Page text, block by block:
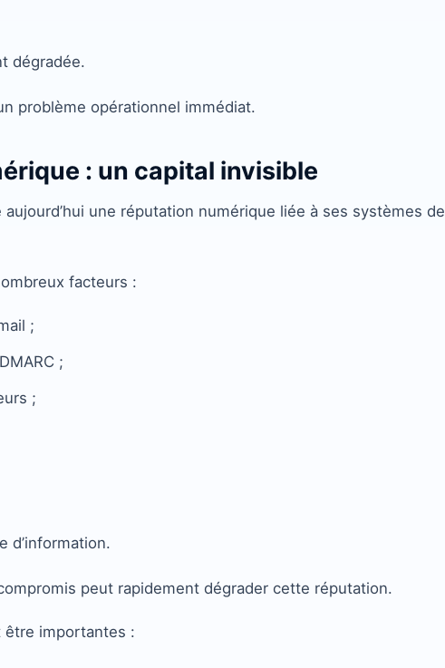
dégradée.
problème opérationnel immédiat.
: un capital invisible
une réputation numérique liée à ses systèmes de
facteurs :
;
;
;
d’information.
peut rapidement dégrader cette réputation.
être importantes :